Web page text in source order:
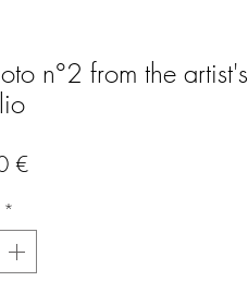
n°2 from the artist's
€Prix
*